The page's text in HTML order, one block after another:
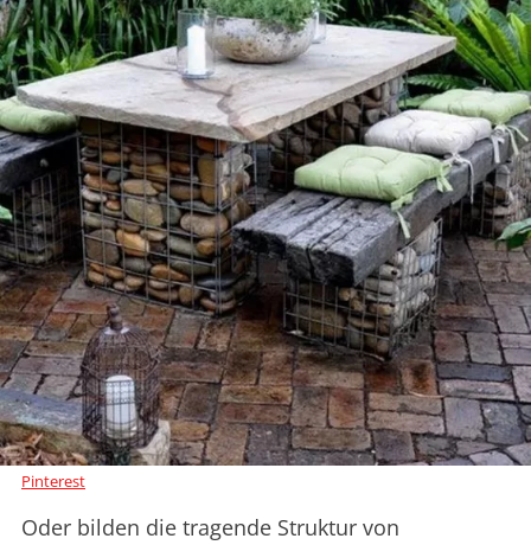
Pinterest
Oder bilden die tragende Struktur von